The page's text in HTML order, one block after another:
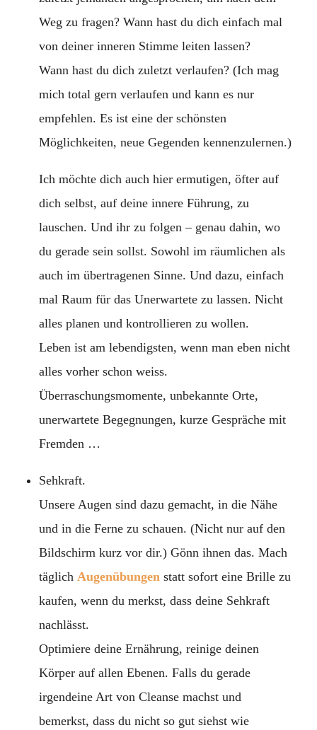
Weg zu fragen? Wann hast du dich einfach mal
von deiner inneren Stimme leiten lassen?
Wann hast du dich zuletzt verlaufen? (Ich mag
mich total gern verlaufen und kann es nur
empfehlen. Es ist eine der schönsten
Möglichkeiten, neue Gegenden kennenzulernen.)
Ich möchte dich auch hier ermutigen, öfter auf
dich selbst, auf deine innere Führung, zu
lauschen. Und ihr zu folgen – genau dahin, wo
du gerade sein sollst. Sowohl im räumlichen als
auch im übertragenen Sinne. Und dazu, einfach
mal Raum für das Unerwartete zu lassen. Nicht
alles planen und kontrollieren zu wollen.
Leben ist am lebendigsten, wenn man eben nicht
alles vorher schon weiss.
Überraschungsmomente, unbekannte Orte,
unerwartete Begegnungen, kurze Gespräche mit
Fremden …
Sehkraft.
Unsere Augen sind dazu gemacht, in die Nähe
und in die Ferne zu schauen. (Nicht nur auf den
Bildschirm kurz vor dir.) Gönn ihnen das. Mach
täglich Augenübungenstatt sofort eine Brille zu
kaufen, wenn du merkst, dass deine Sehkraft
nachlässt.
Optimiere deine Ernährung, reinige deinen
Körper auf allen Ebenen. Falls du gerade
irgendeine Art von Cleanse machst und
bemerkst, dass du nicht so gut siehst wie